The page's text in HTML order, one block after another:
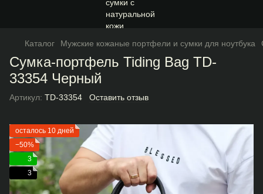
Каталог Мужские кожаные портфели и сумки для ноутбука
Сумка-портфель Tiding Bag TD-
33354 Черный
Артикул: TD-33354 Оставить отзыв
осталось 10 дней
−50%
3
3